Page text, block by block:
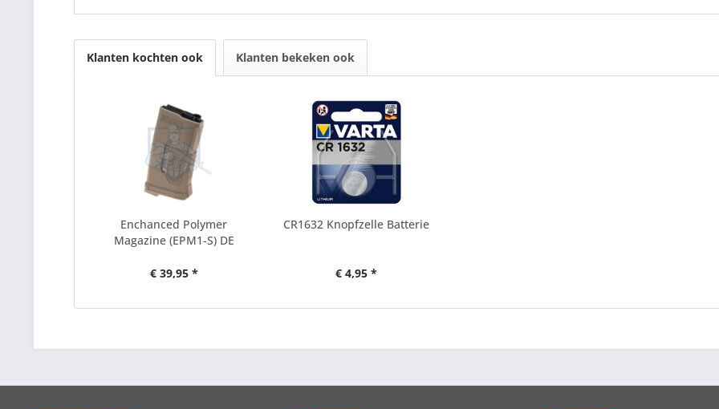
Klanten kochten ook Klanten bekeken ook
Enchanced Polymer
Magazine (EPM1-S) DE
€ 39,95 *
CR1632 Knopfzelle Batterie
€ 4,95 *